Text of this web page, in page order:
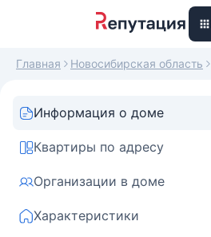
Главная Новосибирская область
Информация о доме
Квартиры по адресу
Организации в доме
Характеристики